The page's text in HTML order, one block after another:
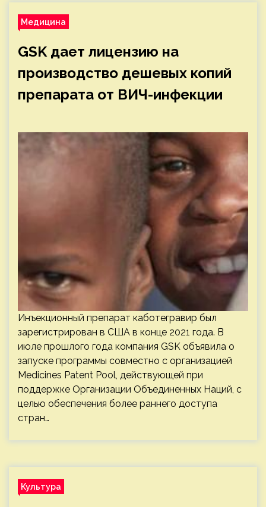
Медицина
GSK дает лицензию на
производство дешевых копий
препарата от ВИЧ-инфекции
Инъекционный препарат каботегравир был
зарегистрирован в США в конце 2021 года. В
июле прошлого года компания GSK объявила о
запуске программы совместно с организацией
Medicines Patent Pool, действующей при
поддержке Организации Объединенных Наций, с
целью обеспечения более раннего доступа
стран…
Культура